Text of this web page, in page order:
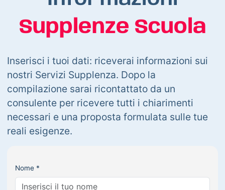
Supplenze Scuola
Inserisci i tuoi dati: riceverai informazioni sui
nostri Servizi Supplenza. Dopo la
compilazione sarai ricontattato da un
consulente per ricevere tutti i chiarimenti
necessari e una proposta formulata sulle tue
reali esigenze.
Nome *